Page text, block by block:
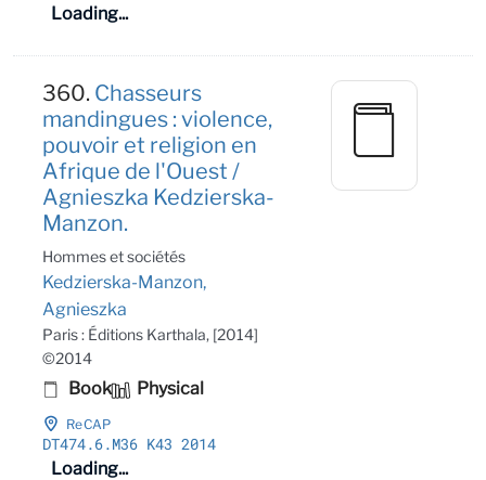
Loading...
360. Chasseurs
mandingues : violence,
pouvoir et religion en
Afrique de l'Ouest /
Agnieszka Kedzierska-
Manzon.
Hommes et sociétés
Kedzierska-Manzon,
Agnieszka
Paris : Éditions Karthala, [2014]
©2014
Book Physical
ReCAP
DT474.6.M36 K43 2014
Loading...